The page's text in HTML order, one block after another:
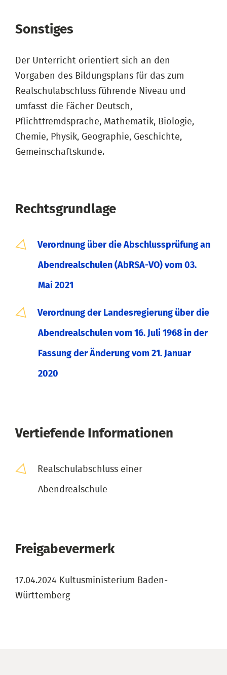
Sonstiges
Der Unterricht orientiert sich an den
Vorgaben des Bildungsplans für das zum
Realschulabschluss führende Niveau und
umfasst die Fächer Deutsch,
Pflichtfremdsprache, Mathematik, Biologie,
Chemie, Physik, Geographie, Geschichte,
Gemeinschaftskunde.
Rechtsgrundlage
Verordnung über die Abschlussprüfung an
Abendrealschulen (AbRSA-VO) vom 03.
Mai 2021
Verordnung der Landesregierung über die
Abendrealschulen vom 16. Juli 1968 in der
Fassung der Änderung vom 21. Januar
2020
Vertiefende Informationen
Realschulabschluss einer
Abendrealschule
Freigabevermerk
17.04.2024 Kultusministerium Baden-
Württemberg